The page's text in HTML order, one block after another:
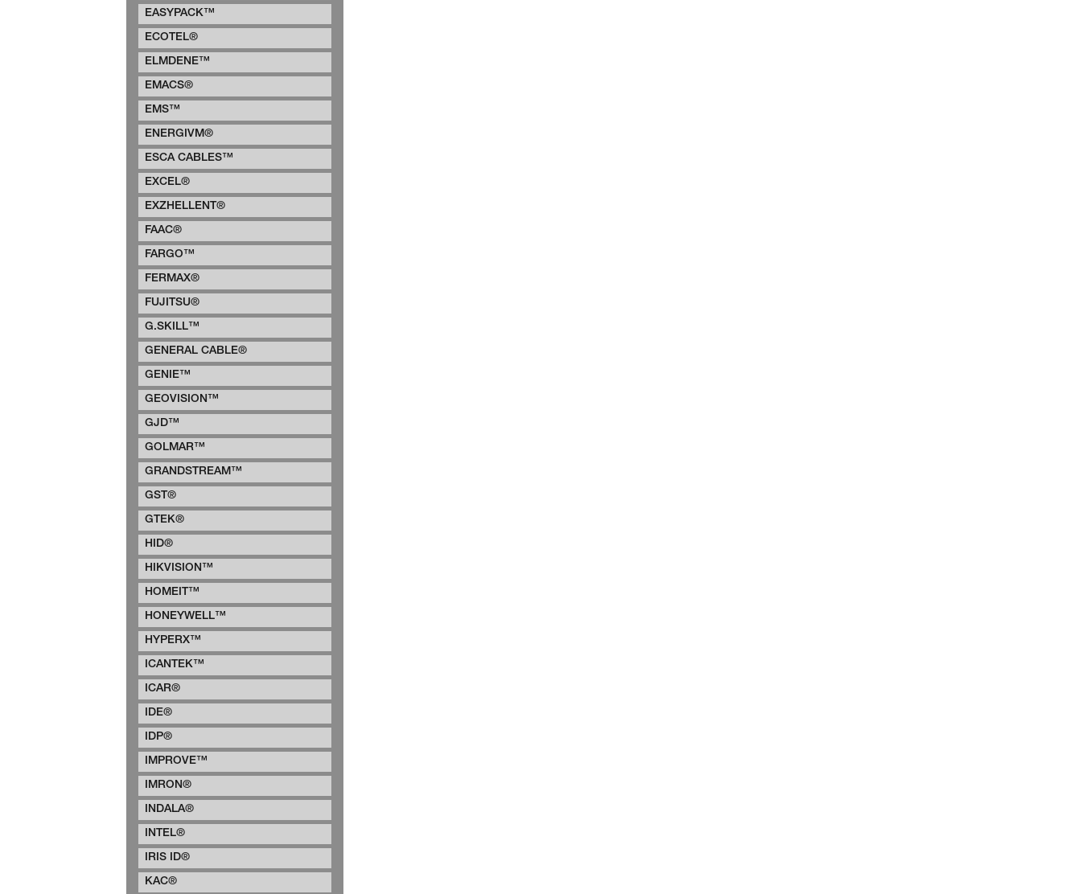
EASYPACK™
ECOTEL®
ELMDENE™
EMACS®
EMS™
ENERGIVM®
ESCA CABLES™
EXCEL®
EXZHELLENT®
FAAC®
FARGO™
FERMAX®
FUJITSU®
G.SKILL™
GENERAL CABLE®
GENIE™
GEOVISION™
GJD™
GOLMAR™
GRANDSTREAM™
GST®
GTEK®
HID®
HIKVISION™
HOMEIT™
HONEYWELL™
HYPERX™
ICANTEK™
ICAR®
IDE®
IDP®
IMPROVE™
IMRON®
INDALA®
INTEL®
IRIS ID®
KAC®